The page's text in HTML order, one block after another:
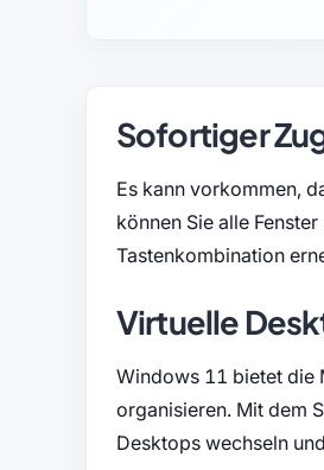
Sofortiger
Es kann vorkommen,
können Sie alle
Tastenkombination
Virtuelle
Windows 11 bietet die
organisieren. Mit dem
Desktops wechseln